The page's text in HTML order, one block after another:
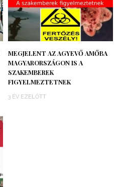
MEGJELENT AZ AGYEVŐ AMŐBA
MAGYARORSZÁGON IS A
SZAKEMBEREK
FIGYELMEZTETNEK
3 ÉV EZELŐTT